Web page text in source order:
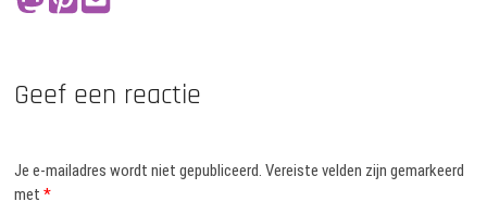
Geef een reactie
Je e-mailadres wordt niet gepubliceerd. Vereiste velden zijn gemarkeerd
met*